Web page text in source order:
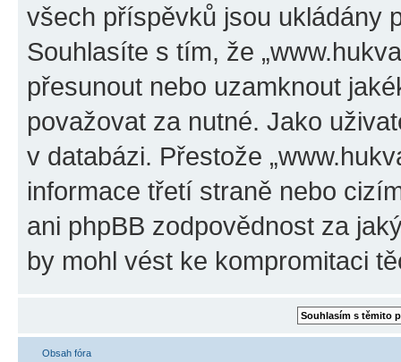
všech příspěvků jsou ukládány
Souhlasíte s tím, že
přesunout nebo uzamknout
považovat za nutné. Jako
v databázi. Přestože
informace třetí straně nebo
ani phpBB zodpovědnost za
by mohl vést ke kompromitaci
Obsah fóra